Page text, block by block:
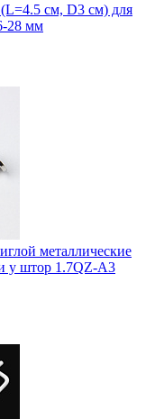
см, D3 см) для
28 мм
металлические
у штор 1.7QZ-A3